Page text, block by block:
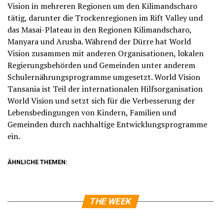
Vision in mehreren Regionen um den Kilimandscharo
tätig, darunter die Trockenregionen im Rift Valley und
das Masai-Plateau in den Regionen Kilimandscharo,
Manyara und Arusha. Während der Dürre hat World
Vision zusammen mit anderen Organisationen, lokalen
Regierungsbehörden und Gemeinden unter anderem
Schulernährungsprogramme umgesetzt. World Vision
Tansania ist Teil der internationalen Hilfsorganisation
World Vision und setzt sich für die Verbesserung der
Lebensbedingungen von Kindern, Familien und
Gemeinden durch nachhaltige Entwicklungsprogramme
ein.
ÄHNLICHE THEMEN:
THE WEEK